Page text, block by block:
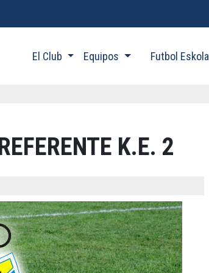
El Club Equipos Futbol Eskola
K.E. 2